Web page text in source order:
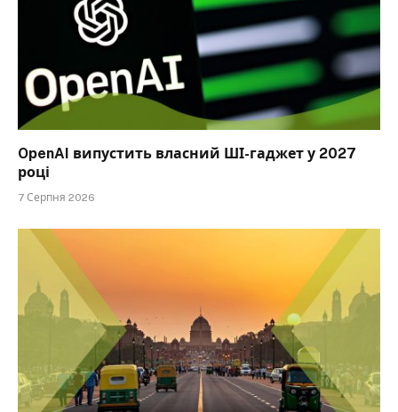
OpenAI випустить власний ШІ-гаджет у 2027
році
7 Серпня 2026